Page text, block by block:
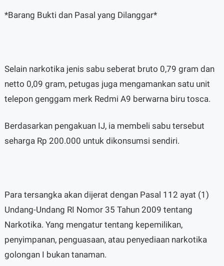
*Barang Bukti dan Pasal yang Dilanggar*
Selain narkotika jenis sabu seberat bruto 0,79 gram dan
netto 0,09 gram, petugas juga mengamankan satu unit
telepon genggam merk Redmi A9 berwarna biru tosca.
Berdasarkan pengakuan IJ, ia membeli sabu tersebut
seharga Rp 200.000 untuk dikonsumsi sendiri.
Para tersangka akan dijerat dengan Pasal 112 ayat (1)
Undang-Undang RI Nomor 35 Tahun 2009 tentang
Narkotika. Yang mengatur tentang kepemilikan,
penyimpanan, penguasaan, atau penyediaan narkotika
golongan I bukan tanaman.